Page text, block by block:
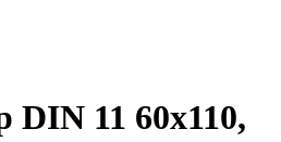
DIN 11 60х110,